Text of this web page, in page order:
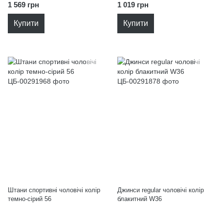
1 569 грн
Купити
1 019 грн
Купити
Штани спортивні чоловічі колір
темно-сірий 56
Джинси regular чоловічі колір
блакитний W36